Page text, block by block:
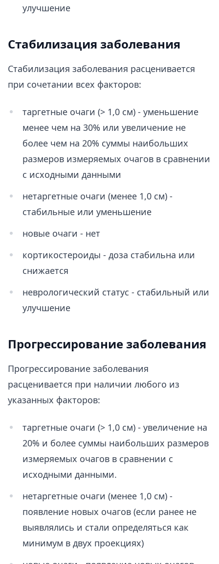
улучшение
Стабилизация заболевания
Стабилизация заболевания расценивается
при сочетании всех факторов:
таргетные очаги (> 1,0 см) - уменьшение
менее чем на 30% или увеличение не
более чем на 20% суммы наибольших
размеров измеряемых очагов в сравнении
с исходными данными
нетаргетные очаги (менее 1,0 см) -
стабильные или уменьшение
новые очаги - нет
кортикостероиды - доза стабильна или
снижается
неврологический статус - стабильный или
улучшение
Прогрессирование заболевания
Прогрессирование заболевания
расценивается при наличии любого из
указанных факторов:
таргетные очаги (> 1,0 см) - увеличение на
20% и более суммы наибольших размеров
измеряемых очагов в сравнении с
исходными данными.
нетаргетные очаги (менее 1,0 см) -
появление новых очагов (если ранее не
выявлялись и стали определяться как
минимум в двух проекциях)